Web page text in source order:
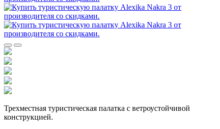
Трехместная туристическая палатка с ветроустойчивой
конструкцией.